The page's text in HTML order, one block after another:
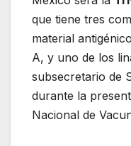
que tiene tres
material
A, y uno de los
subsecretario de
durante la
Nacional de